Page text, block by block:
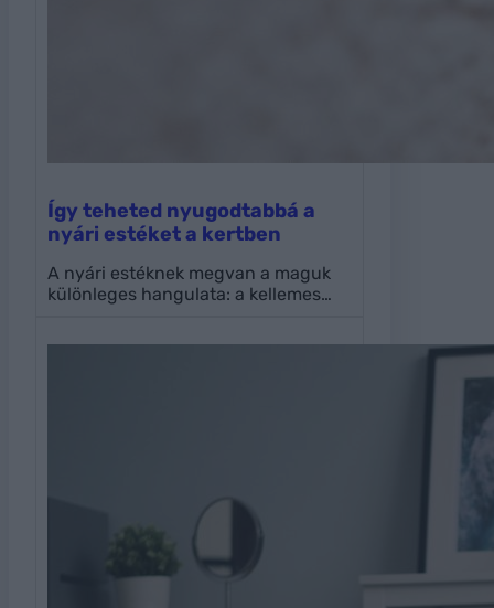
Így teheted nyugodtabbá a
nyári estéket a kertben
A nyári estéknek megvan a maguk
különleges hangulata: a kellemes…